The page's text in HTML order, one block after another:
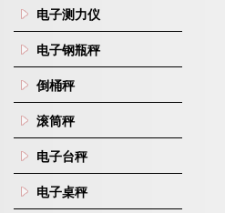
电子测力仪
电子钢瓶秤
倒桶秤
滚筒秤
电子台秤
电子桌秤